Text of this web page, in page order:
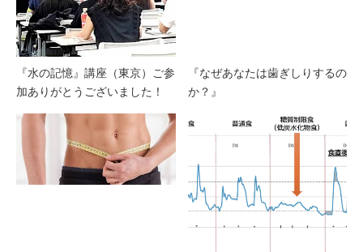
『水の記憶』講座（東京）ご参
加ありがとうございました！
『なぜあなたは歯ぎしりするの
か？』